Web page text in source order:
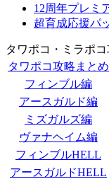
12周年プレミ
超育成応援パ
タワポコ・ミラポコ
タワポコ攻略まとめ
フィンブル編
アースガルド編
ミズガルズ編
ヴァナヘイム編
フィンブルHELL
アースガルドHELL